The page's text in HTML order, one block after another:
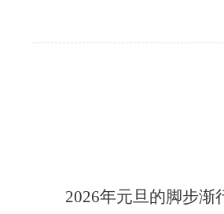
2026年元旦的脚步渐